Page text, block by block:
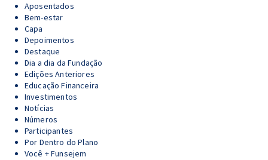
Aposentados
Bem-estar
Capa
Depoimentos
Destaque
Dia a dia da Fundação
Edições Anteriores
Educação Financeira
Investimentos
Notícias
Números
Participantes
Por Dentro do Plano
Você + Funsejem